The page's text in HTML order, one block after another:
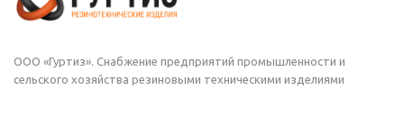
ООО «Гуртиз». Снабжение предприятий промышленности и
сельского хозяйства резиновыми техническими изделиями